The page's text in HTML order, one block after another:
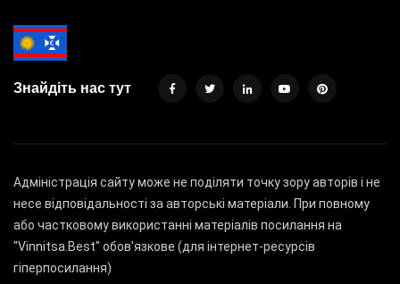
Знайдіть нас тут
Адміністрація сайту може не поділяти точку зору авторів і не
несе відповідальності за авторські матеріали. При повному
або частковому використанні матеріалів посилання на
"Vinnitsa.Best" обов'язкове (для інтернет-ресурсів
гіперпосилання)